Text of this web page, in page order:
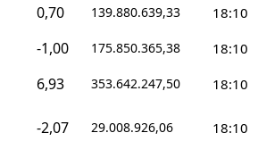
0,70 139.880.639,33 18:10
-1,00 175.850.365,38 18:10
6,93 353.642.247,50 18:10
-2,07 29.008.926,06 18:10